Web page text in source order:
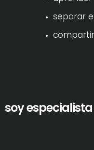
separar
soy